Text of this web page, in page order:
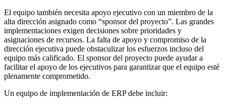
El equipo también necesita apoyo ejecutivo con un miembro de la
alta dirección asignado como “sponsor del proyecto”. Las grandes
implementaciones exigen decisiones sobre prioridades y
asignaciones de recursos. La falta de apoyo y compromiso de la
dirección ejecutiva puede obstaculizar los esfuerzos incluso del
equipo más calificado. El sponsor del proyecto puede ayudar a
facilitar el apoyo de los ejecutivos para garantizar que el equipo esté
plenamente comprometido.
Un equipo de implementación de ERP debe incluir: